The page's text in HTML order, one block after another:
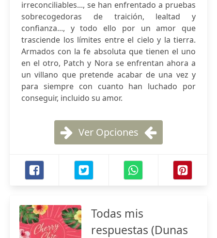
irreconciliables..., se han enfrentado a pruebas
sobrecogedoras de traición, lealtad y
confianza..., y todo ello por un amor que
trasciende los límites entre el cielo y la tierra.
Armados con la fe absoluta que tienen el uno
en el otro, Patch y Nora se enfrentan ahora a
un villano que pretende acabar de una vez y
para siempre con cuanto han luchado por
conseguir, incluido su amor.
Ver Opciones
Todas mis
respuestas (Dunas